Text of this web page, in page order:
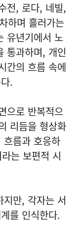
전, 로다, 네빌,
하며 흘러가는
유년기에서 노
통과하며, 개인
간의 흐름 속에
.
으로 반복적으
리듬을 형상화
름과 호응하
는 보편적 시
만, 각자는 서
를 인식한다.